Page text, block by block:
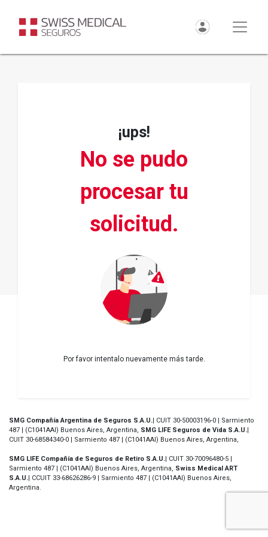
¡ups!
No se pudo
procesar tu
solicitud.
Por favor intentalo nuevamente más tarde.
SMG Compañía Argentina de Seguros S.A.U.| CUIT 30-50003196-0 | Sarmiento
487 | (C1041AAI) Buenos Aires, Argentina, SMG LIFE Seguros de Vida S.A.U.|
CUIT 30-68584340-0 | Sarmiento 487 | (C1041AAI) Buenos Aires, Argentina,
SMG LIFE Compañía de Seguros de Retiro S.A.U.| CUIT 30-70096480-5 |
Sarmiento 487 | (C1041AAI) Buenos Aires, Argentina, Swiss Medical ART
S.A.U.| CCUIT 33-68626286-9 | Sarmiento 487 | (C1041AAI) Buenos Aires,
Argentina.